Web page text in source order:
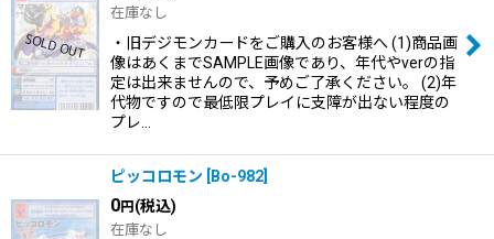
絞り込む
在庫なし
・旧デジモンカードをご購入のお客様へ (1)商品画
像はあくまでSAMPLE画像であり、年代やverの指
定は出来ませんので、予めご了承ください。 (2)年
代物ですので最低限プレイに支障が出ない程度の
プレ…
ピッコロモン Bo-982
0円(税込)
在庫なし